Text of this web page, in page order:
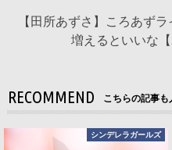
【田所あずさ】ころあず
増えるといいな
RECOMMEND こちらの記事も
シンデレラガールズ